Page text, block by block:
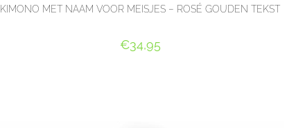
KIMONO MET NAAM VOOR MEISJES – ROSÉ GOUDEN TEKST
€34,95